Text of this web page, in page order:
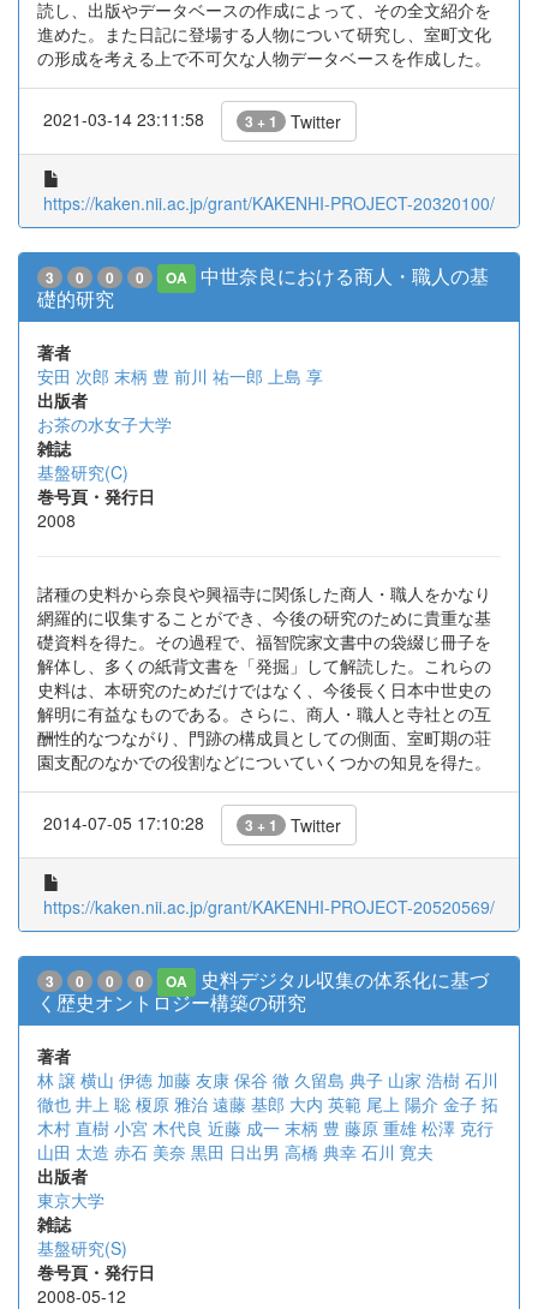
読し、出版やデータベースの作成によって、その全文紹介を
進めた。また日記に登場する人物について研究し、室町文化
の形成を考える上で不可欠な人物データベースを作成した。
2021-03-14 23:11:58 3 + 1 Twitter
https://kaken.nii.ac.jp/grant/KAKENHI-PROJECT-20320100/
3 0 0 0 OA
中世奈良における商人・職人の基
礎的研究
著者
安田 次郎 末柄 豊 前川 祐一郎 上島 享
出版者
お茶の水女子大学
雑誌
基盤研究(C)
巻号頁・発行日
2008
諸種の史料から奈良や興福寺に関係した商人・職人をかなり
網羅的に収集することができ、今後の研究のために貴重な基
礎資料を得た。その過程で、福智院家文書中の袋綴じ冊子を
解体し、多くの紙背文書を「発掘」して解読した。これらの
史料は、本研究のためだけではなく、今後長く日本中世史の
解明に有益なものである。さらに、商人・職人と寺社との互
酬性的なつながり、門跡の構成員としての側面、室町期の荘
園支配のなかでの役割などについていくつかの知見を得た。
2014-07-05 17:10:28 3 + 1 Twitter
https://kaken.nii.ac.jp/grant/KAKENHI-PROJECT-20520569/
3 0 0 0 OA
史料デジタル収集の体系化に基づ
く歴史オントロジー構築の研究
著者
林 譲 横山 伊徳 加藤 友康 保谷 徹 久留島 典子 山家 浩樹 石川
徹也 井上 聡 榎原 雅治 遠藤 基郎 大内 英範 尾上 陽介 金子 拓
木村 直樹 小宮 木代良 近藤 成一 末柄 豊 藤原 重雄 松澤 克行
山田 太造 赤石 美奈 黒田 日出男 高橋 典幸 石川 寛夫
出版者
東京大学
雑誌
基盤研究(S)
巻号頁・発行日
2008-05-12